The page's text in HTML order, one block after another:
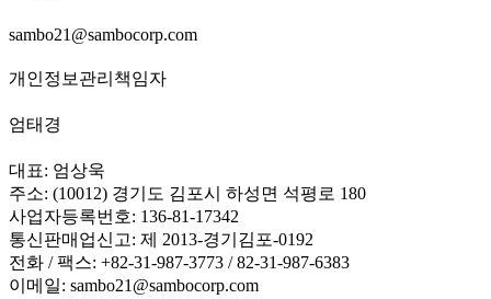
sambo21@sambocorp.com
개인정보관리책임자
엄태경
대표: 엄상욱
주소: (10012) 경기도 김포시 하성면 석평로 180
사업자등록번호: 136-81-17342
통신판매업신고: 제 2013-경기김포-0192
전화 / 팩스: +82-31-987-3773 / 82-31-987-6383
이메일: sambo21@sambocorp.com